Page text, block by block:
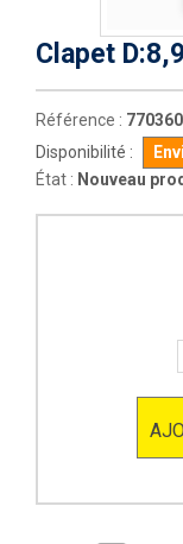
Clapet
Référence :
Disponibilité :
État : Nouveau